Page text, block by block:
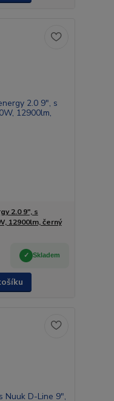
2.0 9", s
12900lm, černý
Skladem